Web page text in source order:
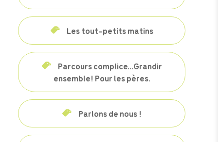
Les tout-petits matins
Parcours complice…Grandir
ensemble! Pour les pères.
Parlons de nous !